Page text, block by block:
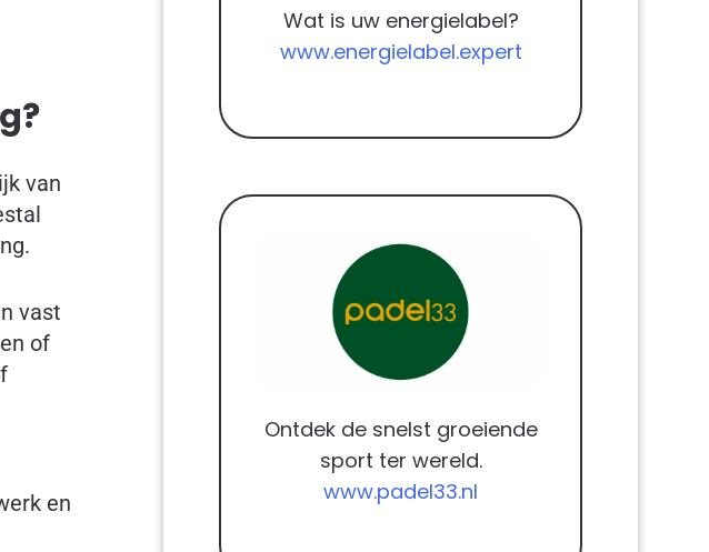
van
vast
of
en
Wat is uw energielabel?
www.energielabel.expert
Ontdek de snelst groeiende
sport ter wereld.
www.padel33.nl